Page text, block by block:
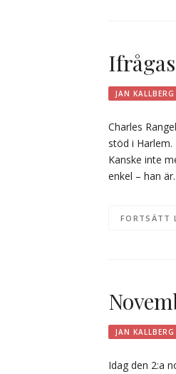
JAN KALLBERG
Charles
stöd i
Kanske inte
enkel – han
FORTSÄTT
JAN KALLBERG
Idag den 2:a